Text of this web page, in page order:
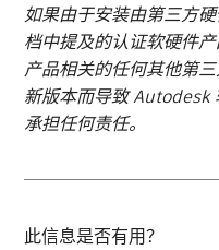
如果由于安装由第三方
档中提及的认证软硬件
产品相关的任何其他第
新版本而导致 Autodesk
承担任何责任。
此信息是否有用？